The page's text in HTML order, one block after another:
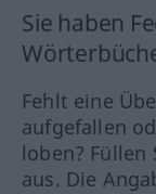
Sie haben
Fehlt eine
aufgefallen
loben? Füllen
aus. Die